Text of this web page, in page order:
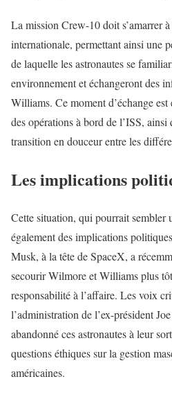
La mission Crew-10 doit s’amarrer
internationale, permettant ainsi une
de laquelle les astronautes se
environnement et échangeront des
Williams. Ce moment d’échange
des opérations à bord de l’ISS,
transition en douceur entre les
Les implications
Cette situation, qui pourrait sembler
également des implications
Musk, à la tête de SpaceX, a
secourir Wilmore et Williams plus
responsabilité à l’affaire. Les voix
l’administration de l’ex-président
abandonné ces astronautes à leur
questions éthiques sur la gestion
américaines.